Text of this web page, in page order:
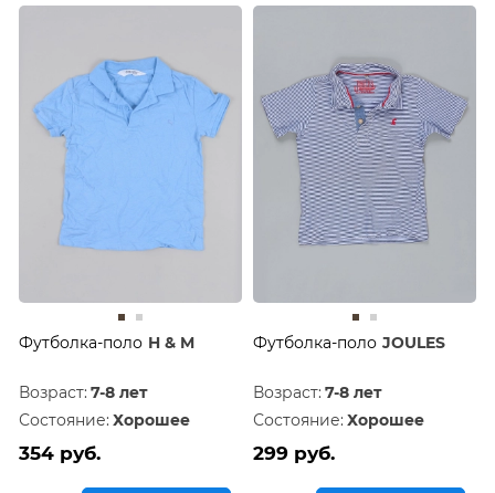
Футболка-поло H & M
Возраст: 7-8 лет
Состояние: Хорошее
354 руб.
Футболка-поло JOULES
Возраст: 7-8 лет
Состояние: Хорошее
299 руб.